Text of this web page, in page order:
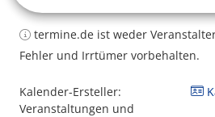
termine.de ist weder
Fehler und Irrtümer vorbehalten.
Kalender-Ersteller:
Veranstaltungen und